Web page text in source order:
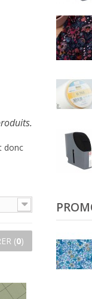
donc
(0)